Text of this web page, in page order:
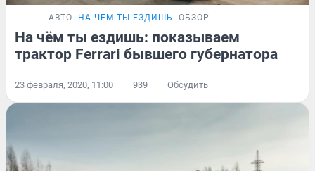
АВТО НА ЧЕМ ТЫ ЕЗДИШЬ ОБЗОР
На чём ты ездишь: показываем
трактор Ferrari бывшего губернатора
23 февраля, 2020, 11:00 939 Обсудить